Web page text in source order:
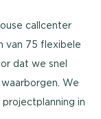
callcenter
van 75 flexibele
dat we snel
We
in